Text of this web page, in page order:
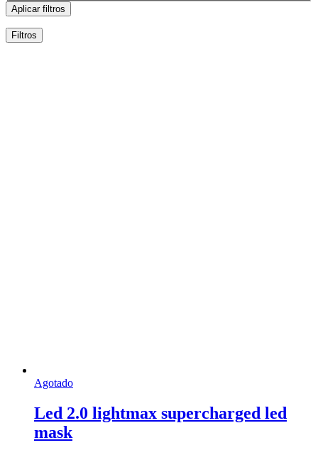
Aplicar filtros
Filtros
Agotado
Led 2.0 lightmax supercharged led
mask